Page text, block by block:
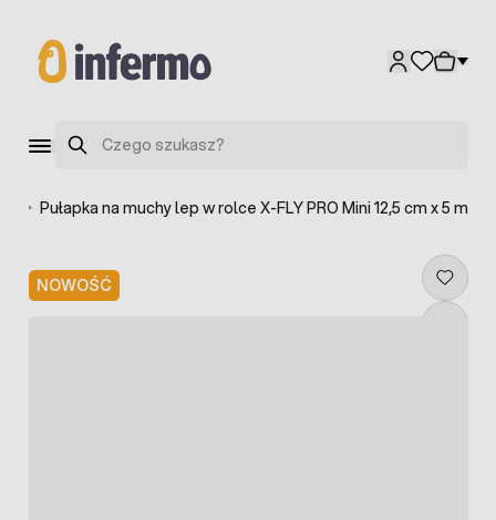
Szukaj
> Pułapka na muchy lep w rolce X-FLY PRO Mini 12,5 cm x 5 m
NOWOŚĆ